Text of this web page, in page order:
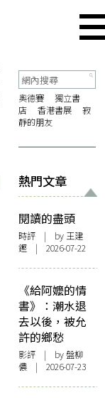
奧德賽
獨立書
店
香港書展
寂
靜的朋友
熱門文章
閱讀的盡頭
時評 | by 王建
鏗 | 2026-07-22
《給阿嬤的情
書》：潮水退
去以後，被允
許的鄉愁
影評 | by 盤柳
儂 | 2026-07-23